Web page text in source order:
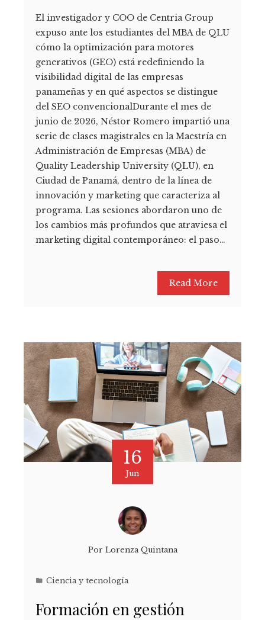
El investigador y COO de Centria Group
expuso ante los estudiantes del MBA de QLU
cómo la optimización para motores
generativos (GEO) está redefiniendo la
visibilidad digital de las empresas
panameñas y en qué aspectos se distingue
del SEO convencionalDurante el mes de
junio de 2026, Néstor Romero impartió una
serie de clases magistrales en la Maestría en
Administración de Empresas (MBA) de
Quality Leadership University (QLU), en
Ciudad de Panamá, dentro de la línea de
innovación y marketing que caracteriza al
programa. Las sesiones abordaron uno de
los cambios más profundos que atraviesa el
marketing digital contemporáneo: el paso…
Read More
16
Jun
Por Lorenza Quintana
Ciencia y tecnología
Formación en gestión